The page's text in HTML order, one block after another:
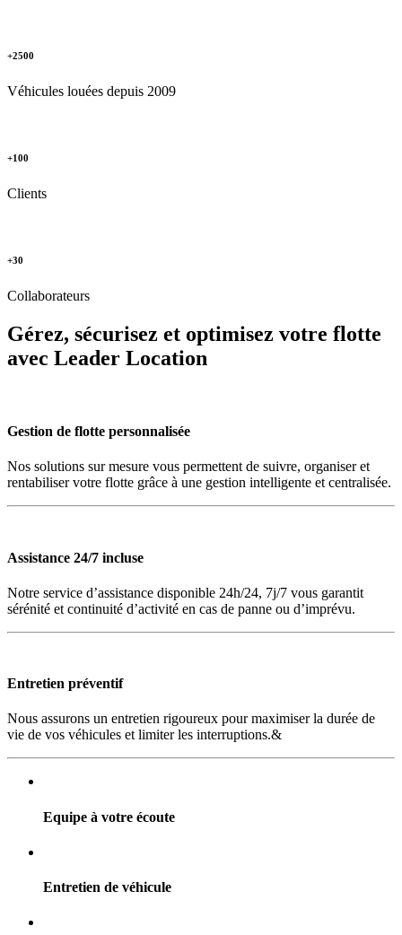
+2500
Véhicules louées depuis 2009
+100
Clients
+30
Collaborateurs
Gérez, sécurisez et optimisez votre flotte
avec Leader Location
Gestion de flotte personnalisée
Nos solutions sur mesure vous permettent de suivre, organiser et
rentabiliser votre flotte grâce à une gestion intelligente et centralisée.
Assistance 24/7 incluse
Notre service d’assistance disponible 24h/24, 7j/7 vous garantit
sérénité et continuité d’activité en cas de panne ou d’imprévu.
Entretien préventif
Nous assurons un entretien rigoureux pour maximiser la durée de
vie de vos véhicules et limiter les interruptions.&
Equipe à votre écoute
Entretien de véhicule